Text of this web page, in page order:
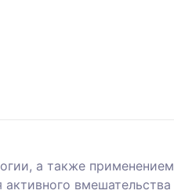
а также применением
вмешательства